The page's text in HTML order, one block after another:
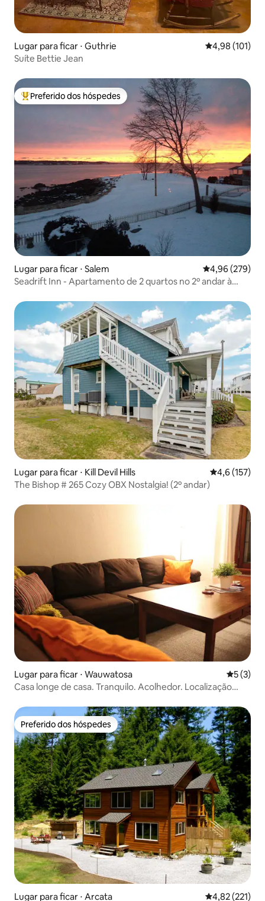
Lugar para ficar ⋅ Guthrie 4,98 de uma
4,98 (101)
Suíte Bettie Jean
Entre os melhores preferidos dos hóspedes
Preferido dos hóspedes
Lugar para ficar ⋅ Salem 4,96 de uma
4,96 (279)
Seadrift Inn - Apartamento de 2 quartos no 2º andar à
Lugar para ficar ⋅ Kill Devil Hills 4,6 de uma
4,6 (157)
The Bishop # 265 Cozy OBX Nostalgia! (2º andar)
Lugar para ficar ⋅ Wauwatosa 5 de
5 (3)
Casa longe de casa. Tranquilo. Acolhedor. Localização
Preferido dos hóspedes
Preferido dos hóspedes
Lugar para ficar ⋅ Arcata 4,82 de uma
4,82 (221)